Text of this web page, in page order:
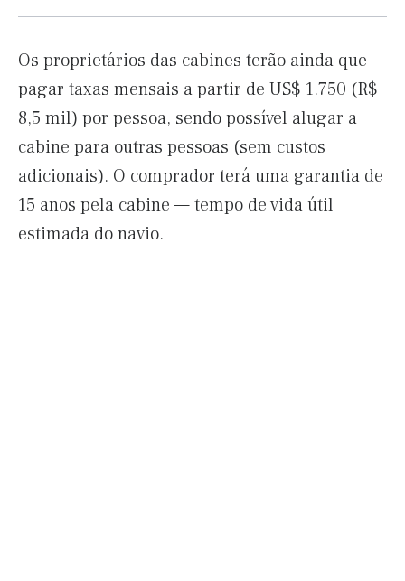
Os proprietários das cabines terão ainda que
pagar taxas mensais a partir de US$ 1.750 (R$
8,5 mil) por pessoa, sendo possível alugar a
cabine para outras pessoas (sem custos
adicionais). O comprador terá uma garantia de
15 anos pela cabine — tempo de vida útil
estimada do navio.